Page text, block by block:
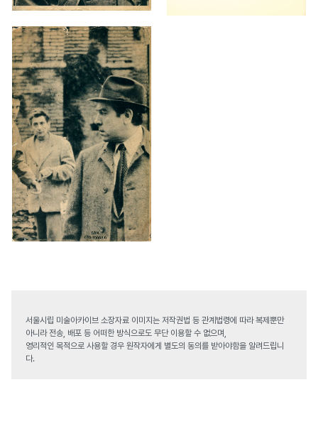
서울시립 미술아카이브 소장자료 이미지는 저작권법 등 관계법령에 따라 복제뿐만
아니라 전송, 배포 등 어떠한 방식으로도 무단 이용할 수 없으며,
영리적인 목적으로 사용할 경우 원작자에게 별도의 동의를 받아야함을 알려드립니
다.